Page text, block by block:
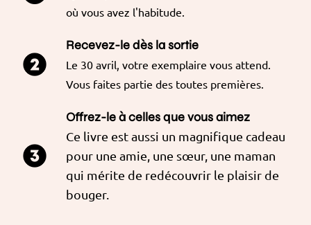
où vous avez l'habitude.
Recevez-le dès la sortie
Le 30 avril, votre exemplaire vous attend.
Vous faites partie des toutes premières.
Offrez-le à celles que vous aimez
Ce livre est aussi un magnifique cadeau
pour une amie, une sœur, une maman
qui mérite de redécouvrir le plaisir de
bouger.